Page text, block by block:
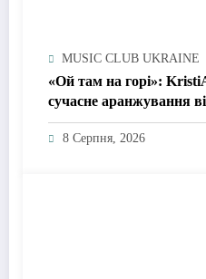
MUSIC CLUB UKRAINE
«Ой там на горі»:
сучасне аранжування
народної пісні
8 Серпня, 2026